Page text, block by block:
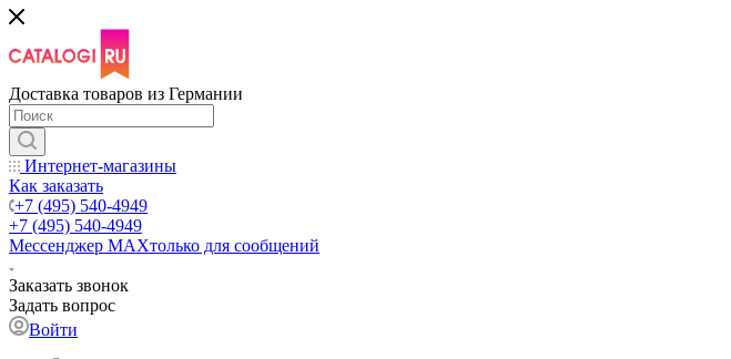
Доставка товаров из Германии
Интернет-магазины
Как заказать
+7 (495) 540-4949
+7 (495) 540-4949
Мессенджер МАХтолько для сообщений
Заказать звонок
Задать вопрос
Войти